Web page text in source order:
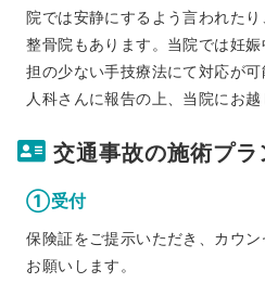
院では安静にするよう言われた
整骨院もあります。当院では妊
担の少ない手技療法にて対応が
人科さんに報告の上、当院にお越
交通事故の施術プラ
①受付
保険証をご提示いただき、カウ
お願いします。